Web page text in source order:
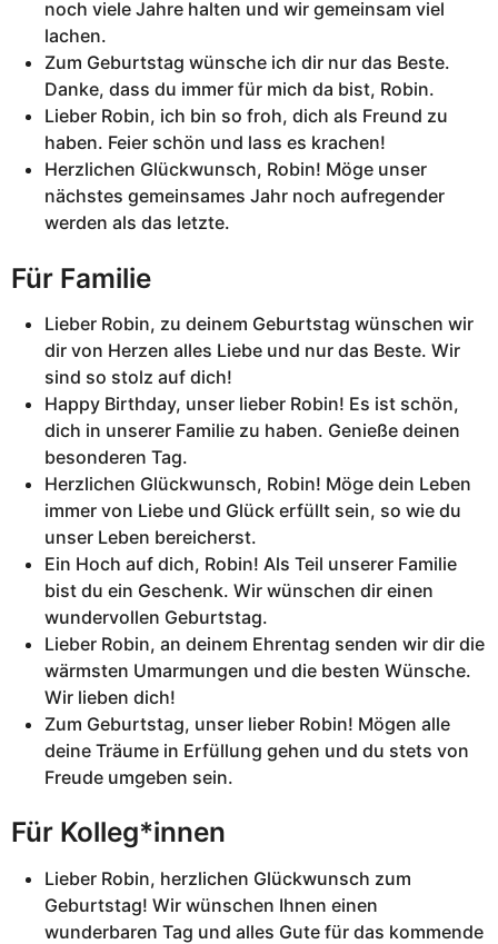
noch viele Jahre halten und wir gemeinsam viel
lachen.
Zum Geburtstag wünsche ich dir nur das Beste.
Danke, dass du immer für mich da bist, Robin.
Lieber Robin, ich bin so froh, dich als Freund zu
haben. Feier schön und lass es krachen!
Herzlichen Glückwunsch, Robin! Möge unser
nächstes gemeinsames Jahr noch aufregender
werden als das letzte.
Für Familie
Lieber Robin, zu deinem Geburtstag wünschen wir
dir von Herzen alles Liebe und nur das Beste. Wir
sind so stolz auf dich!
Happy Birthday, unser lieber Robin! Es ist schön,
dich in unserer Familie zu haben. Genieße deinen
besonderen Tag.
Herzlichen Glückwunsch, Robin! Möge dein Leben
immer von Liebe und Glück erfüllt sein, so wie du
unser Leben bereicherst.
Ein Hoch auf dich, Robin! Als Teil unserer Familie
bist du ein Geschenk. Wir wünschen dir einen
wundervollen Geburtstag.
Lieber Robin, an deinem Ehrentag senden wir dir die
wärmsten Umarmungen und die besten Wünsche.
Wir lieben dich!
Zum Geburtstag, unser lieber Robin! Mögen alle
deine Träume in Erfüllung gehen und du stets von
Freude umgeben sein.
Für Kolleg*innen
Lieber Robin, herzlichen Glückwunsch zum
Geburtstag! Wir wünschen Ihnen einen
wunderbaren Tag und alles Gute für das kommende